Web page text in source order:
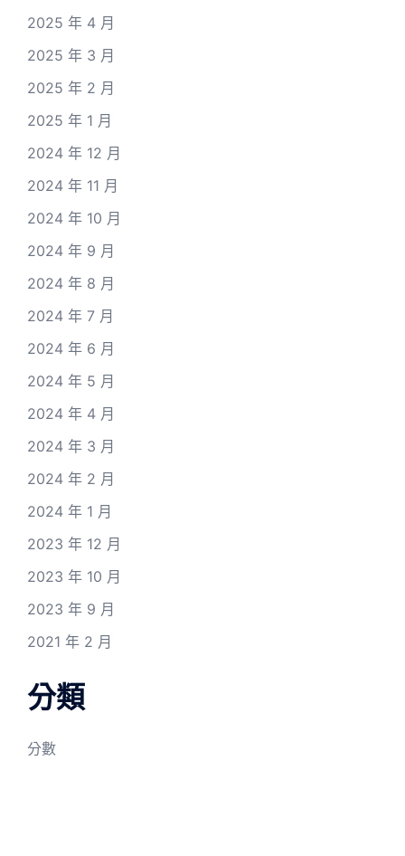
2025 年 4 月
2025 年 3 月
2025 年 2 月
2025 年 1 月
2024 年 12 月
2024 年 11 月
2024 年 10 月
2024 年 9 月
2024 年 8 月
2024 年 7 月
2024 年 6 月
2024 年 5 月
2024 年 4 月
2024 年 3 月
2024 年 2 月
2024 年 1 月
2023 年 12 月
2023 年 10 月
2023 年 9 月
2021 年 2 月
分類
分數